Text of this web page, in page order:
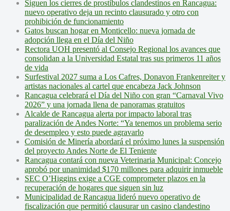
Siguen los cierres de prostíbulos clandestinos en Rancagua:
nuevo operativo deja un recinto clausurado y otro con
prohibición de funcionamiento
Gatos buscan hogar en Monticello: nueva jornada de
adopción llega en el Día del Niño
Rectora UOH presentó al Consejo Regional los avances que
consolidan a la Universidad Estatal tras sus primeros 11 años
de vida
Surfestival 2027 suma a Los Cafres, Donavon Frankenreiter y
artistas nacionales al cartel que encabeza Jack Johnson
Rancagua celebrará el Día del Niño con gran “Carnaval Vivo
2026” y una jornada llena de panoramas gratuitos
Alcalde de Rancagua alerta por impacto laboral tras
paralización de Andes Norte: “Ya tenemos un problema serio
de desempleo y esto puede agravarlo
Comisión de Minería abordará el próximo lunes la suspensión
del proyecto Andes Norte de El Teniente
Rancagua contará con nueva Veterinaria Municipal: Concejo
aprobó por unanimidad $170 millones para adquirir inmueble
SEC O’Higgins exige a CGE comprometer plazos en la
recuperación de hogares que siguen sin luz
Municipalidad de Rancagua lideró nuevo operativo de
fiscalización que permitió clausurar un casino clandestino